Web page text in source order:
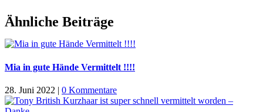
Ähnliche Beiträge
Mia in gute Hände Vermittelt !!!!
28. Juni 2022 | 0 Kommentare